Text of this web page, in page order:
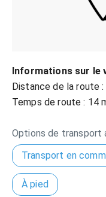
Informations sur le
Distance de la route
Temps de route : 14
Options de transport
Transport en
À pied